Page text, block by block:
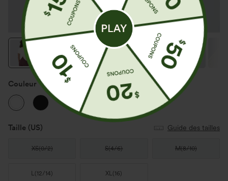
Couleur Blanc
Taille (US) Guide des tailles
XS(0/2) S(4/6) M(8/10)
L(12/14) XL(16)